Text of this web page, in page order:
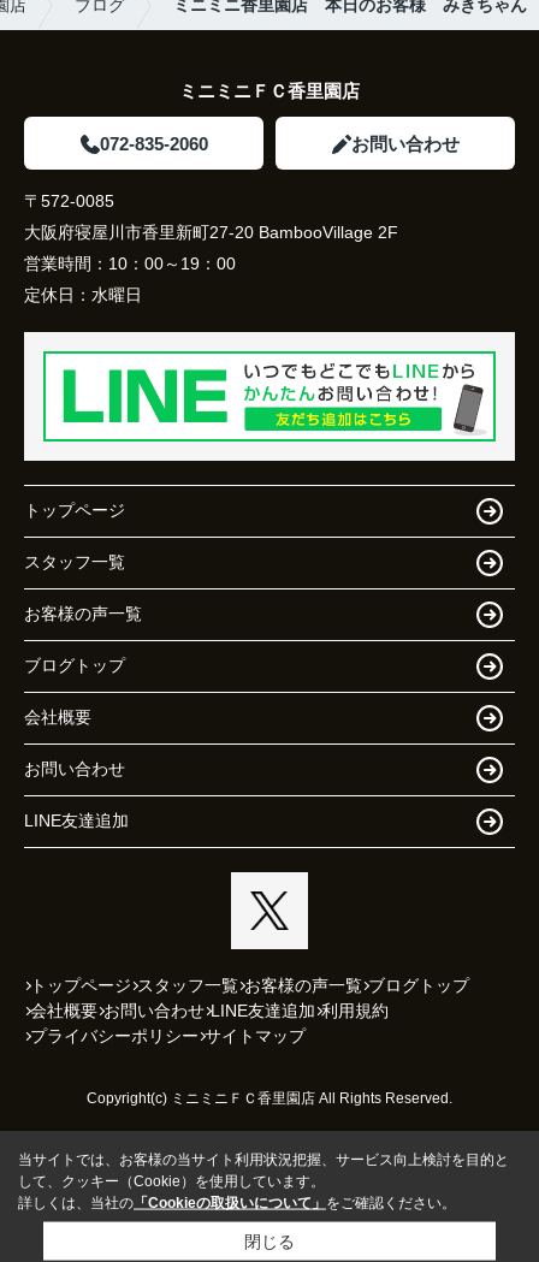
店 ブログ ミニミニ香里園店 本日のお客様 みきちゃん
ミニミニＦＣ香里園店
072-835-2060 お問い合わせ
〒572-0085
大阪府寝屋川市香里新町27-20 BambooVillage 2F
営業時間： 10：00～19：00
定休日： 水曜日
トップページ
スタッフ一覧
お客様の声一覧
ブログトップ
会社概要
お問い合わせ
LINE友達追加
トップページ スタッフ一覧 お客様の声一覧 ブログトップ
会社概要 お問い合わせ LINE友達追加 利用規約
プライバシーポリシー サイトマップ
Copyright(c) ミニミニＦＣ香里園店 All Rights Reserved.
当サイトでは、お客様の当サイト利用状況把握、サービス向上検討を目的と
して、クッキー（Cookie）を使用しています。
詳しくは、当社の 「Cookieの取扱いについて」 をご確認ください。
閉じる